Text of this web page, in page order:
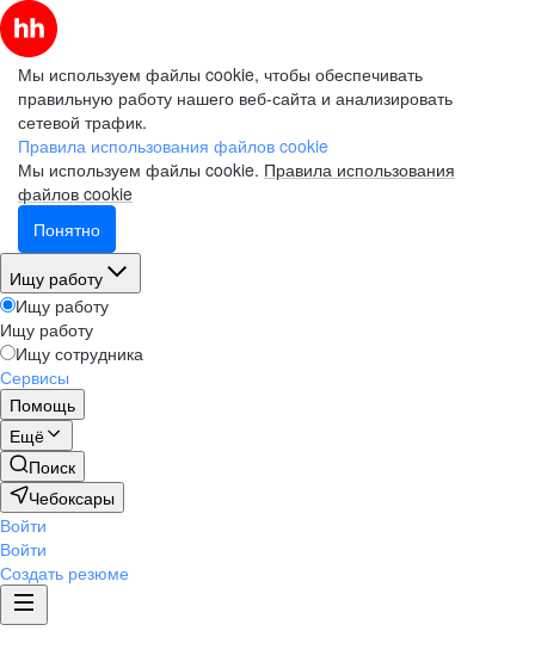
Мы используем файлы cookie, чтобы обеспечивать
правильную работу нашего веб-сайта и анализировать
сетевой трафик.
Правила использования файлов cookie
Мы используем файлы cookie. Правила использования
файлов cookie
Понятно
Ищу работу
Ищу работу
Ищу работу
Ищу сотрудника
Сервисы
Помощь
Ещё
Поиск
Чебоксары
Войти
Войти
Создать резюме